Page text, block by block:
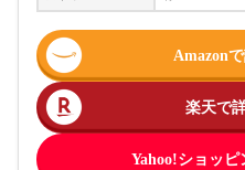
Amazon
楽天で
Yahoo!ショッ